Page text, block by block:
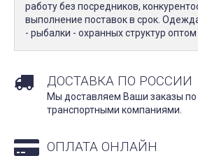
работу без посредников,
выполнение поставок в срок.
- рыбалки - охранных структур
ДОСТАВКА ПО РОССИИ
Мы доставляем Ваши заказы по
транспортными компаниями.
ОПЛАТА ОНЛАЙН